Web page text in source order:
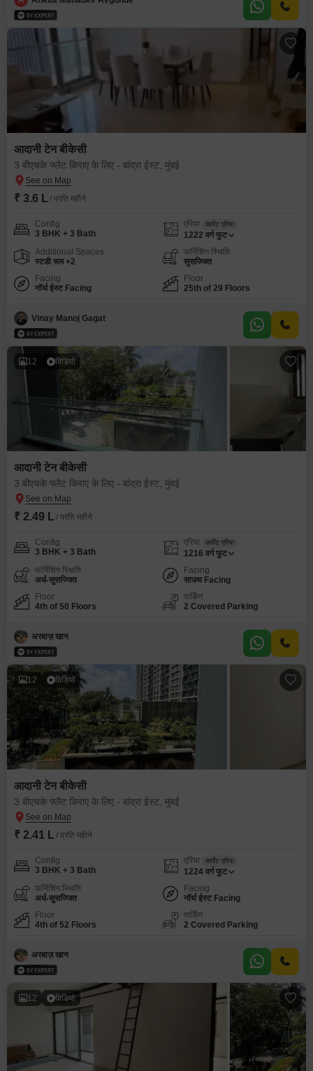
आदानी टेन बीकेसी
3 बीएचके फ्लैट किराए के लिए - बांद्रा ईस्ट, मुंबई
₹ 3.6 L / प्रति महीने
Config
3 BHK + 3 Bath
एरिया कार्पेट एरिया
1222 वर्ग फुट
Additional Spaces
स्टडी रूम +2
फर्निशिंग स्थिति
सुसज्जित
Facing
नॉर्थ ईस्ट Facing
Floor
25th of 29 Floors
Vinay Manoj Gagat
12 विडियो
आदानी टेन बीकेसी
3 बीएचके फ्लैट किराए के लिए - बांद्रा ईस्ट, मुंबई
₹ 2.49 L / प्रति महीने
Config
3 BHK + 3 Bath
एरिया कार्पेट एरिया
1216 वर्ग फुट
फर्निशिंग स्थिति
अर्ध-सुसज्जित
Facing
साउथ Facing
Floor
4th of 50 Floors
पार्किंग
2 Covered Parking
अरबाज़ खान
12 विडियो
आदानी टेन बीकेसी
3 बीएचके फ्लैट किराए के लिए - बांद्रा ईस्ट, मुंबई
₹ 2.41 L / प्रति महीने
Config
3 BHK + 3 Bath
एरिया कार्पेट एरिया
1224 वर्ग फुट
फर्निशिंग स्थिति
अर्ध-सुसज्जित
Facing
नॉर्थ ईस्ट Facing
Floor
4th of 52 Floors
पार्किंग
2 Covered Parking
अरबाज़ खान
12 विडियो